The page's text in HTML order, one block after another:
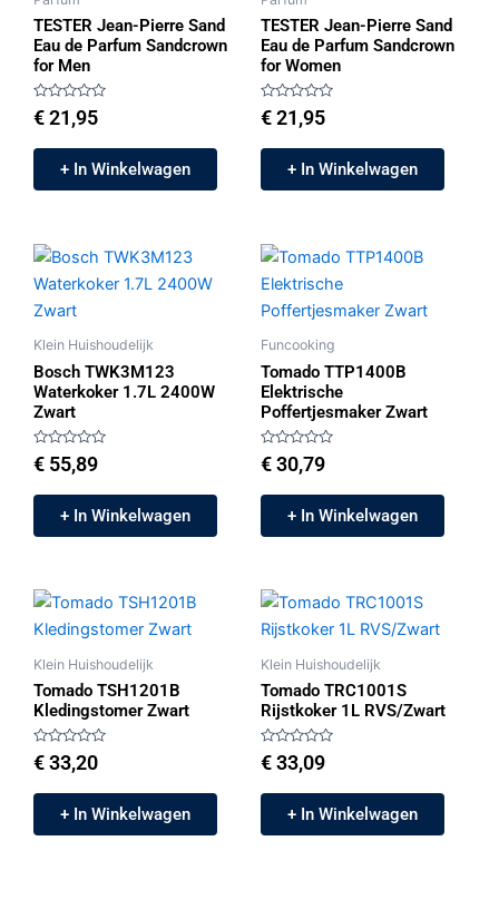
TESTER Jean-Pierre Sand
Eau de Parfum Sandcrown
for Men
Gewaardeerd
0
5
€21,95
+ In Winkelwagen
TESTER Jean-Pierre Sand
Eau de Parfum Sandcrown
for Women
Gewaardeerd
0
5
€21,95
+ In Winkelwagen
Klein Huishoudelijk
Bosch TWK3M123
Waterkoker 1.7L 2400W
Zwart
Gewaardeerd
0
5
€ 55,89
+ In Winkelwagen
Funcooking
Tomado TTP1400B
Elektrische
Poffertjesmaker Zwart
Gewaardeerd
0
5
€30,79
+ In Winkelwagen
Klein Huishoudelijk
Tomado TSH1201B
Kledingstomer Zwart
Gewaardeerd
0
5
€33,20
+ In Winkelwagen
Klein Huishoudelijk
Tomado TRC1001S
Rijstkoker 1L RVS/Zwart
Gewaardeerd
0
5
€33,09
+ In Winkelwagen